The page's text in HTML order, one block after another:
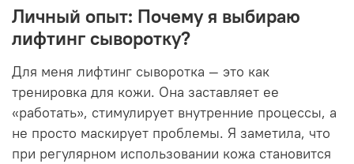
Личный опыт: Почему я выбираю
лифтинг сыворотку?
Для меня лифтинг сыворотка — это как
тренировка для кожи. Она заставляет ее
«работать», стимулирует внутренние процессы, а
не просто маскирует проблемы. Я заметила, что
при регулярном использовании кожа становится